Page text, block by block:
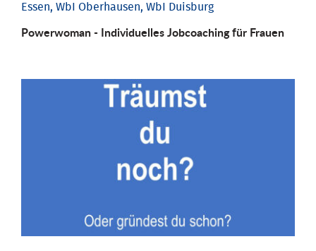
Essen, WbI Oberhausen, WbI Duisburg
Powerwoman - Individu­elles Job­coaching für Frauen